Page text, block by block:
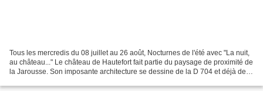
Tous les mercredis du 08 juillet au 26 août, Nocturnes de l'été avec "La nuit,
au château..." Le château de Hautefort fait partie du paysage de proximité de
la Jarousse. Son imposante architecture se dessine de la D 704 et déjà de